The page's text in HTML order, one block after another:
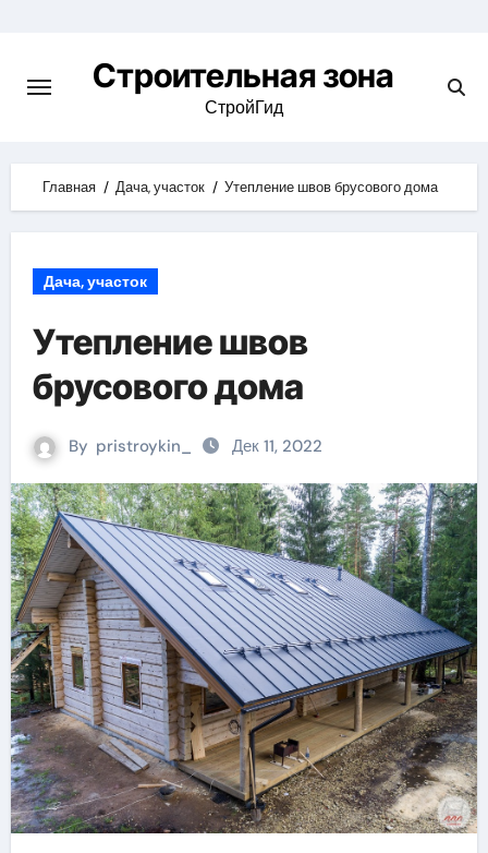
content
Строительная зона
СтройГид
Главная Дача, участок Утепление швов брусового дома
Дача, участок
Утепление швов
брусового дома
By pristroykin_ Дек 11, 2022